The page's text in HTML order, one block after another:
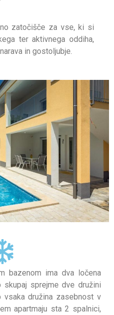
zatočišče za vse, ki si
ter aktivnega oddiha,
in gostoljubje.
bazenom ima dva ločena
skupaj sprejme dve družini
družina zasebnost v
apartmaju sta 2 spalnici,